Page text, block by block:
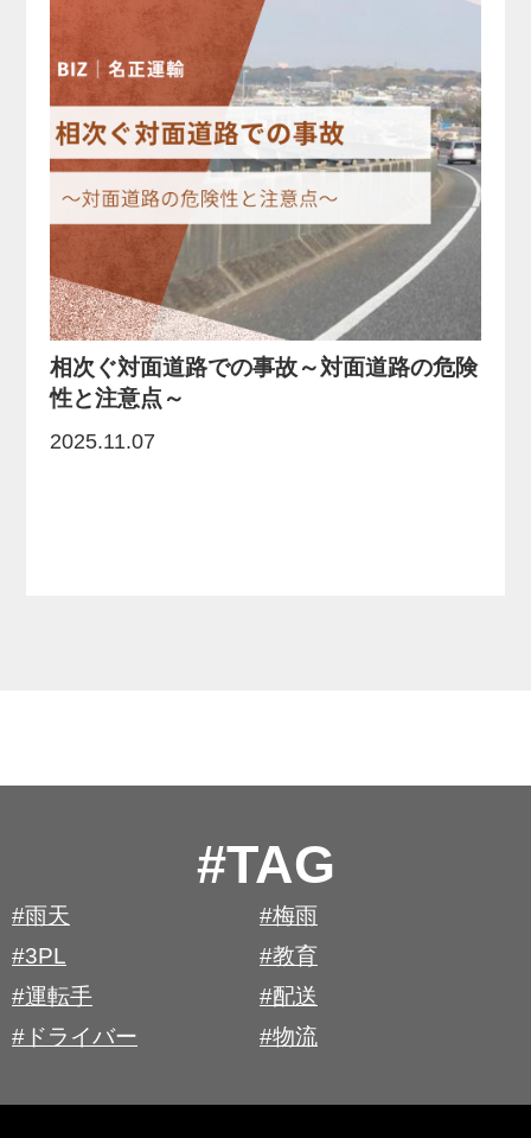
相次ぐ対面道路での事故～対面道路の危険
性と注意点～
2025.11.07
#TAG
#雨天
#梅雨
#3PL
#教育
#運転手
#配送
#ドライバー
#物流